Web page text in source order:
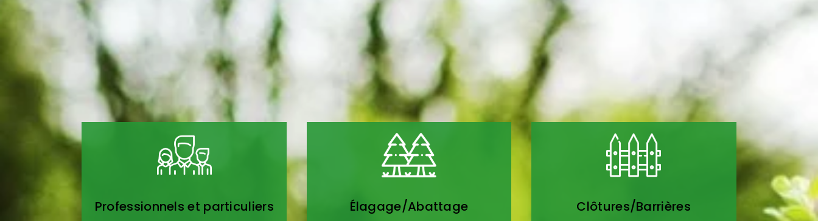
Professionnels et particuliers Élagage/Abattage Clôtures/Barrières